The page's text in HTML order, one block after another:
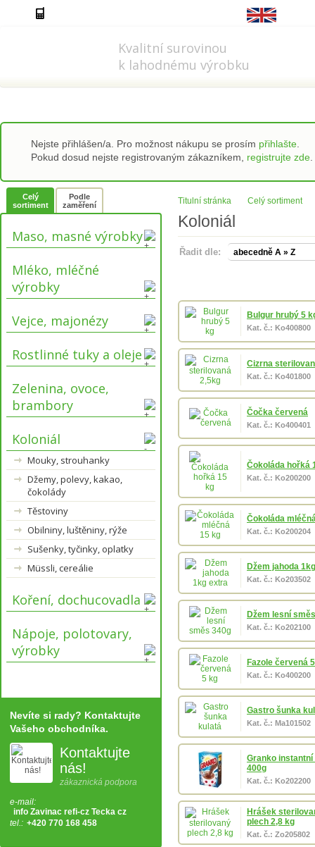
Kvalitní surovinou
k lahodnému výrobku
Nejste přihlášen/a. Pro možnost nákupu se prosím přihlašte
Pokud dosud nejste registrovaným zákazníkem, registrujte zde
Titulní stránka Celý sortiment
Koloniál
Řadit dle:
Bulgur hrubý 5
Kat. č.: Ko400800
Cizrna
Kat. č.: Ko401800
Čočka červená
Kat. č.: Ko400401
Čokoláda hořká
Kat. č.: Ko200200
Čokoláda
Kat. č.: Ko200204
Džem jahoda
Kat. č.: Ko203502
Džem lesní
Kat. č.: Ko202100
Fazole červená
Kat. č.: Ko400200
Gastro šunka
Kat. č.: Ma101502
Granko instantní
400g
Kat. č.: Ko202200
Hrášek
plech 2,8 kg
Kat. č.: Zo205802
Celý
sortiment
Podle
zaměření
Maso, masné výrobky
Mléko, mléčné
výrobky
Vejce, majonézy
Rostlinné tuky a oleje
Zelenina, ovoce,
brambory
Koloniál
Mouky, strouhanky
Džemy, polevy, kakao,
čokolády
Těstoviny
Obilniny, luštěniny, rýže
Sušenky, tyčinky, oplatky
Müssli, cereálie
Koření, dochucovadla
Nápoje, polotovary,
výrobky
Nevíte si rady? Kontaktujte
Vašeho obchodníka.
Kontaktujte
nás!
zákaznická podpora
e-mail:
info Zavinac refi-cz Tecka cz
tel.: +420 770 168 458